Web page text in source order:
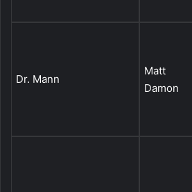
Dr. Mann
Matt
Damon